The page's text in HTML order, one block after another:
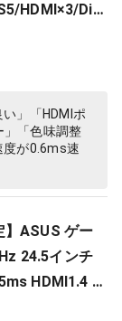
HDMI×3/Dis
/高さ調整/縦
」「HDMIポ
」「色味調整
度が0.6ms速
】ASUS ゲー
24.5インチ
HDMI1.4 Di
ピーカー 高